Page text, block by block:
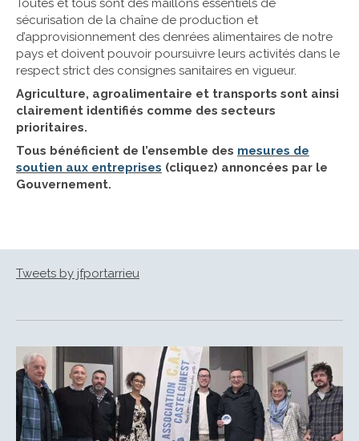
Toutes et tous sont des maillons essentiels de
sécurisation de la chaîne de production et
d’approvisionnement des denrées alimentaires de notre
pays et doivent pouvoir poursuivre leurs activités dans le
respect strict des consignes sanitaires en vigueur.
Agriculture, agroalimentaire et transports sont ainsi
clairement identifiés comme des secteurs
prioritaires.
Tous bénéficient de l’ensemble des mesures de
soutien aux entreprises (cliquez) annoncées par le
Gouvernement.
Tweets by jfportarrieu